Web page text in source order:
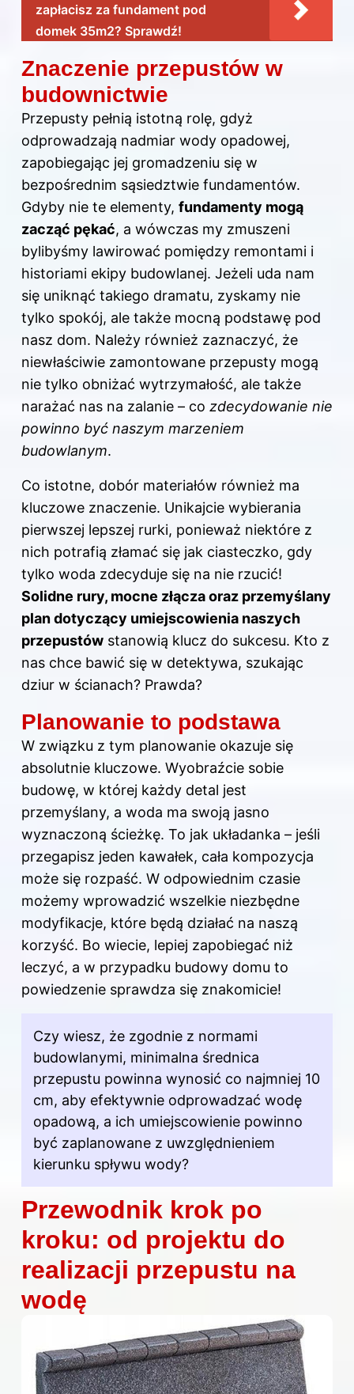
zapłacisz za fundament pod
domek 35m2? Sprawdź!
Znaczenie przepustów w
budownictwie
Przepusty pełnią istotną rolę, gdyż
odprowadzają nadmiar wody opadowej,
zapobiegając jej gromadzeniu się w
bezpośrednim sąsiedztwie fundamentów.
Gdyby nie te elementy, fundamenty mogą
zacząć pękać, a wówczas my zmuszeni
bylibyśmy lawirować pomiędzy remontami i
historiami ekipy budowlanej. Jeżeli uda nam
się uniknąć takiego dramatu, zyskamy nie
tylko spokój, ale także mocną podstawę pod
nasz dom. Należy również zaznaczyć, że
niewłaściwie zamontowane przepusty mogą
nie tylko obniżać wytrzymałość, ale także
narażać nas na zalanie – co zdecydowanie nie
powinno być naszym marzeniem
budowlanym.
Co istotne, dobór materiałów również ma
kluczowe znaczenie. Unikajcie wybierania
pierwszej lepszej rurki, ponieważ niektóre z
nich potrafią złamać się jak ciasteczko, gdy
tylko woda zdecyduje się na nie rzucić!
Solidne rury, mocne złącza oraz przemyślany
plan dotyczący umiejscowienia naszych
przepustów stanowią klucz do sukcesu. Kto z
nas chce bawić się w detektywa, szukając
dziur w ścianach? Prawda?
Planowanie to podstawa
W związku z tym planowanie okazuje się
absolutnie kluczowe. Wyobraźcie sobie
budowę, w której każdy detal jest
przemyślany, a woda ma swoją jasno
wyznaczoną ścieżkę. To jak układanka – jeśli
przegapisz jeden kawałek, cała kompozycja
może się rozpaść. W odpowiednim czasie
możemy wprowadzić wszelkie niezbędne
modyfikacje, które będą działać na naszą
korzyść. Bo wiecie, lepiej zapobiegać niż
leczyć, a w przypadku budowy domu to
powiedzenie sprawdza się znakomicie!
Czy wiesz, że zgodnie z normami
budowlanymi, minimalna średnica
przepustu powinna wynosić co najmniej 10
cm, aby efektywnie odprowadzać wodę
opadową, a ich umiejscowienie powinno
być zaplanowane z uwzględnieniem
kierunku spływu wody?
Przewodnik krok po
kroku: od projektu do
realizacji przepustu na
wodę